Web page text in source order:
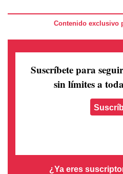
Contenido exclusivo
Suscríbete para
sin límites a
¿Ya eres